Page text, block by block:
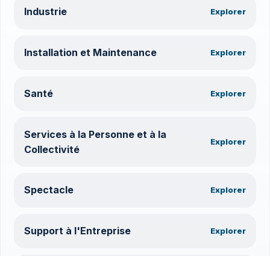
Industrie Explorer
Installation et Maintenance Explorer
Santé Explorer
Services à la Personne et à la
Collectivité
Explorer
Spectacle Explorer
Support à l'Entreprise Explorer